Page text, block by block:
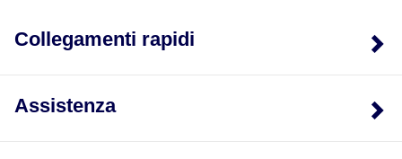
Collegamenti rapidi
Assistenza